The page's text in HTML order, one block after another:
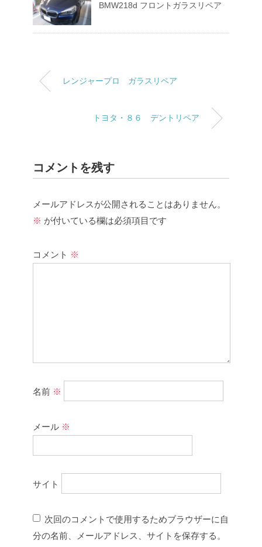
BMW218d フロントガラスリペア
レンジャープロ ガラスリペア
トヨタ・８６ デントリペア
コメントを残す
メールアドレスが公開されることはありません。
※ が付いている欄は必須項目です
コメント ※
名前 ※
メール ※
サイト
次回のコメントで使用するためブラウザーに自
分の名前、メールアドレス、サイトを保存する。